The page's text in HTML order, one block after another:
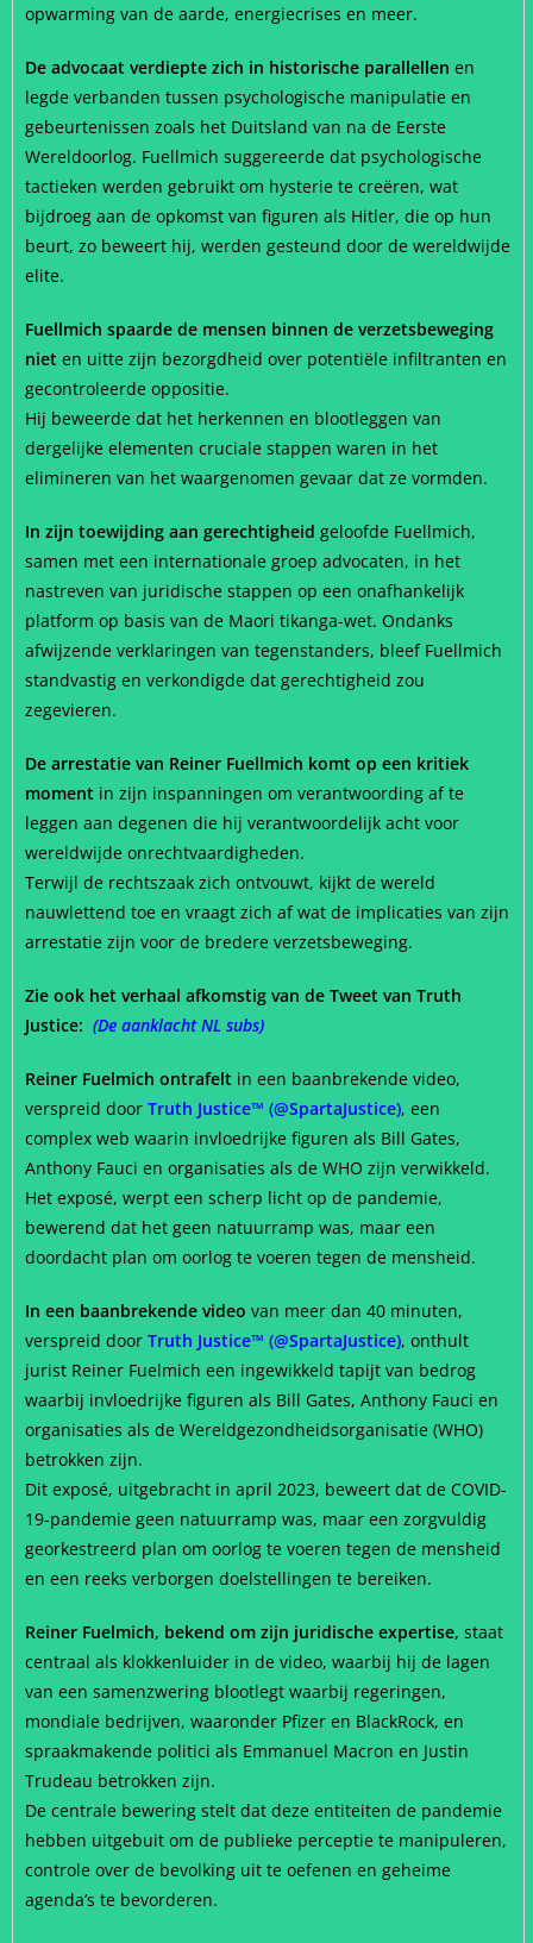
opwarming van de aarde, energiecrises en meer.
De advocaat verdiepte zich in historische parallellen en
legde verbanden tussen psychologische manipulatie en
gebeurtenissen zoals het Duitsland van na de Eerste
Wereldoorlog. Fuellmich suggereerde dat psychologische
tactieken werden gebruikt om hysterie te creëren, wat
bijdroeg aan de opkomst van figuren als Hitler, die op hun
beurt, zo beweert hij, werden gesteund door de wereldwijde
elite.
Fuellmich spaarde de mensen binnen de verzetsbeweging
niet en uitte zijn bezorgdheid over potentiële infiltranten en
gecontroleerde oppositie.
Hij beweerde dat het herkennen en blootleggen van
dergelijke elementen cruciale stappen waren in het
elimineren van het waargenomen gevaar dat ze vormden.
In zijn toewijding aan gerechtigheid geloofde Fuellmich,
samen met een internationale groep advocaten, in het
nastreven van juridische stappen op een onafhankelijk
platform op basis van de Maori tikanga-wet. Ondanks
afwijzende verklaringen van tegenstanders, bleef Fuellmich
standvastig en verkondigde dat gerechtigheid zou
zegevieren.
De arrestatie van Reiner Fuellmich komt op een kritiek
moment in zijn inspanningen om verantwoording af te
leggen aan degenen die hij verantwoordelijk acht voor
wereldwijde onrechtvaardigheden.
Terwijl de rechtszaak zich ontvouwt, kijkt de wereld
nauwlettend toe en vraagt zich af wat de implicaties van zijn
arrestatie zijn voor de bredere verzetsbeweging.
Zie ook het verhaal afkomstig van de Tweet van Truth
Justice: (De aanklacht NL subs)
Reiner Fuelmich ontrafelt in een baanbrekende video,
verspreid door Truth Justice™ (@SpartaJustice), een
complex web waarin invloedrijke figuren als Bill Gates,
Anthony Fauci en organisaties als de WHO zijn verwikkeld.
Het exposé, werpt een scherp licht op de pandemie,
bewerend dat het geen natuurramp was, maar een
doordacht plan om oorlog te voeren tegen de mensheid.
In een baanbrekende video van meer dan 40 minuten,
verspreid door Truth Justice™ (@SpartaJustice), onthult
jurist Reiner Fuelmich een ingewikkeld tapijt van bedrog
waarbij invloedrijke figuren als Bill Gates, Anthony Fauci en
organisaties als de Wereldgezondheidsorganisatie (WHO)
betrokken zijn.
Dit exposé, uitgebracht in april 2023, beweert dat de COVID-
19-pandemie geen natuurramp was, maar een zorgvuldig
georkestreerd plan om oorlog te voeren tegen de mensheid
en een reeks verborgen doelstellingen te bereiken.
Reiner Fuelmich, bekend om zijn juridische expertise, staat
centraal als klokkenluider in de video, waarbij hij de lagen
van een samenzwering blootlegt waarbij regeringen,
mondiale bedrijven, waaronder Pfizer en BlackRock, en
spraakmakende politici als Emmanuel Macron en Justin
Trudeau betrokken zijn.
De centrale bewering stelt dat deze entiteiten de pandemie
hebben uitgebuit om de publieke perceptie te manipuleren,
controle over de bevolking uit te oefenen en geheime
agenda’s te bevorderen.